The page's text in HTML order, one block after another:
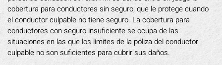
cobertura para conductores sin seguro, que le protege cuando
el conductor culpable no tiene seguro. La cobertura para
conductores con seguro insuficiente se ocupa de las
situaciones en las que los límites de la póliza del conductor
culpable no son suficientes para cubrir sus daños.